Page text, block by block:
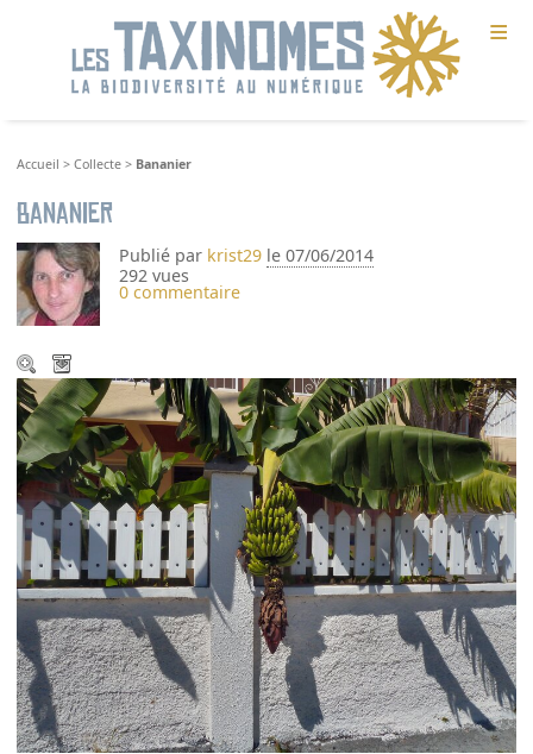
≡
Accueil >Collecte > Bananier
Bananier
Publié par krist29 le 07/06/2014
292 vues
0 commentaire